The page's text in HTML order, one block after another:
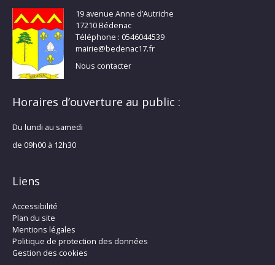
19 avenue Anne d’Autriche
17210 Bédenac
Téléphone : 0546044539
mairie@bedenac17.fr
Nous contacter
Horaires d’ouverture au public :
Du lundi au samedi
de 09h00 à 12h30
Liens
Accessibilité
Plan du site
Mentions légales
Politique de protection des données
Gestion des cookies